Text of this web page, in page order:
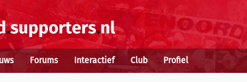
Forums Interactief Club Profiel